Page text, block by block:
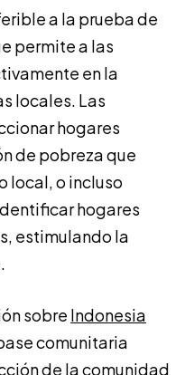
a la prueba de
permite a las
en la
locales. Las
hogares
de pobreza que
local, o incluso
hogares
estimulando la
sobre Indonesia
comunitaria
de la comunidad